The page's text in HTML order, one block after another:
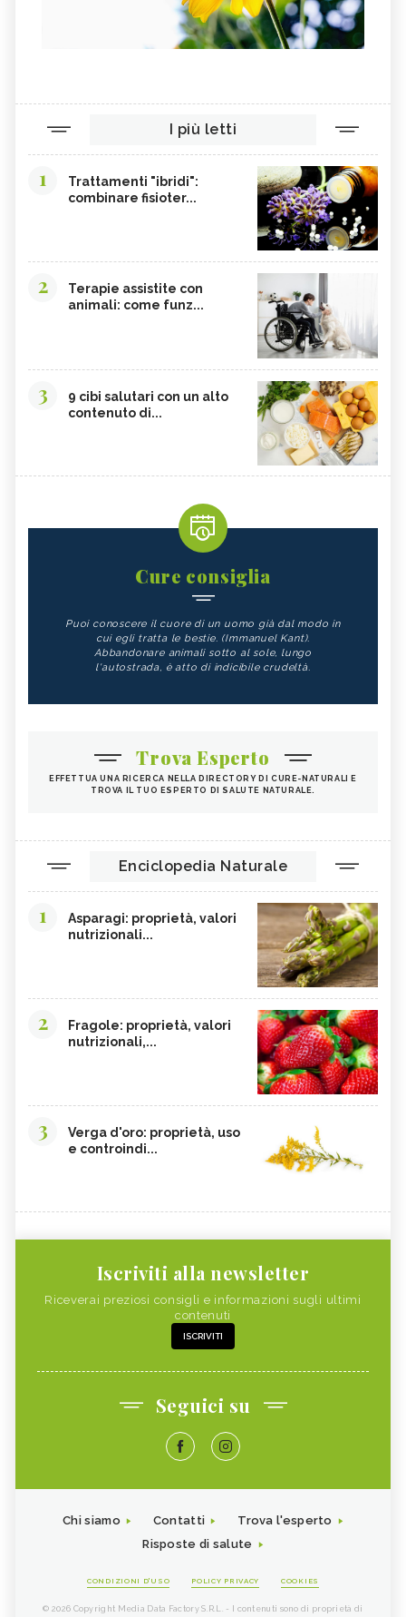
I più letti
1
Trattamenti "ibridi":
combinare fisioter...
2
Terapie assistite con
animali: come funz...
3
9 cibi salutari con un alto
contenuto di...
Cure consiglia
Puoi conoscere il cuore di un uomo già dal modo in
cui egli tratta le bestie. (Immanuel Kant).
Abbandonare animali sotto al sole, lungo
l'autostrada, è atto di indicibile crudeltà.
Trova Esperto
EFFETTUA UNA RICERCA NELLA DIRECTORY DI CURE-NATURALI E
TROVA IL TUO ESPERTO DI SALUTE NATURALE.
Enciclopedia Naturale
1
Asparagi: proprietà, valori
nutrizionali...
2
Fragole: proprietà, valori
nutrizionali,...
3
Verga d'oro: proprietà, uso
e controindi...
Iscriviti alla newsletter
Riceverai preziosi consigli e informazioni sugli ultimi
contenuti
ISCRIVITI
Seguici su
Chi siamo Contatti
Trova l'esperto
Risposte di salute
CONDIZIONI D'USO POLICY PRIVACY COOKIES
© 2026 Copyright Media Data Factory S.R.L. - I contenuti sono di proprietà di